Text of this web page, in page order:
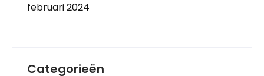
februari 2024
Categorieën